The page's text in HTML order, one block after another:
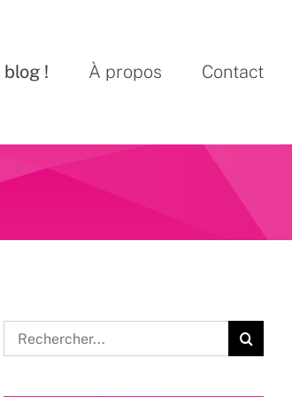
blog ! À propos Contact
Rechercher: